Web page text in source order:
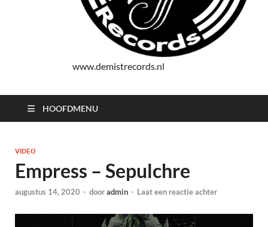
www.demistrecords.nl
HOOFDMENU
VIDEO
Empress – Sepulchre
augustus 14, 2020 - dooradmin - Laat een reactie achter